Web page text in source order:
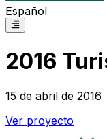
Español
2016
15 de abril de 2016
Ver proyecto